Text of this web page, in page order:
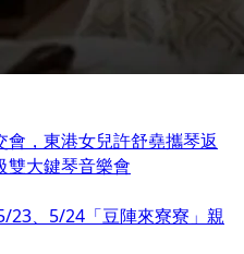
，東港女兒許舒堯攜琴返
雙大鍵琴音樂會
23、5/24「豆陣來寮寮」親